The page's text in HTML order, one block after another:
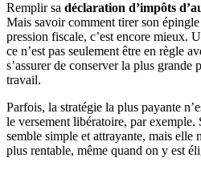
Remplir sa déclaration d’impôts
Mais savoir comment tirer son
pression fiscale, c’est encore mieux.
ce n’est pas seulement être en règle
s’assurer de conserver la plus
travail.
Parfois, la stratégie la plus payante
le versement libératoire, par exemple.
semble simple et attrayante, mais elle
plus rentable, même quand on y est